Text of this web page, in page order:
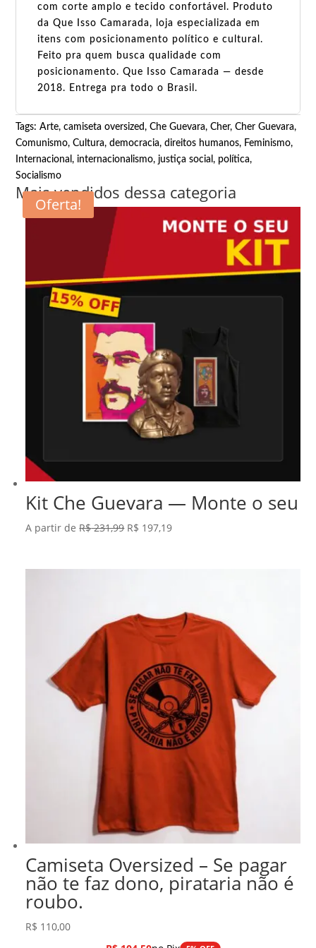
com corte amplo e tecido confortável. Produto
da Que Isso Camarada, loja especializada em
itens com posicionamento político e cultural.
Feito pra quem busca qualidade com
posicionamento. Que Isso Camarada — desde
2018. Entrega pra todo o Brasil.
Tags:Arte,camiseta oversized,Che Guevara,Cher,Cher Guevara,
Comunismo,Cultura,democracia,direitos humanos, Feminismo,
Internacional,internacionalismo,justiça social, política,
Socialismo
Mais vendidos dessa categoria
Oferta!
Kit Che Guevara — Monte o seu
A partir deR$231,99 O
R$ 197,19O
Camiseta Oversized – Se pagar
não te faz dono, pirataria não é
roubo.
R$ 110,00